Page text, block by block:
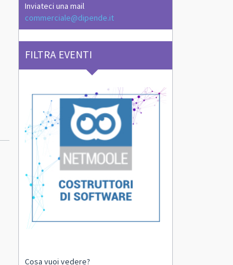
Inviateci una mail
commerciale@dipende.it
FILTRA EVENTI
Cosa vuoi vedere?